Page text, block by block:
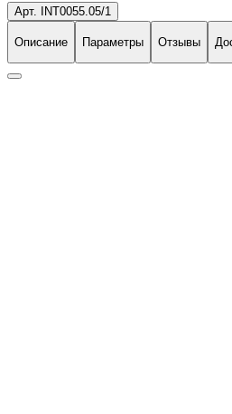
Арт. INT0055.05/1
Описание Параметры Отзывы